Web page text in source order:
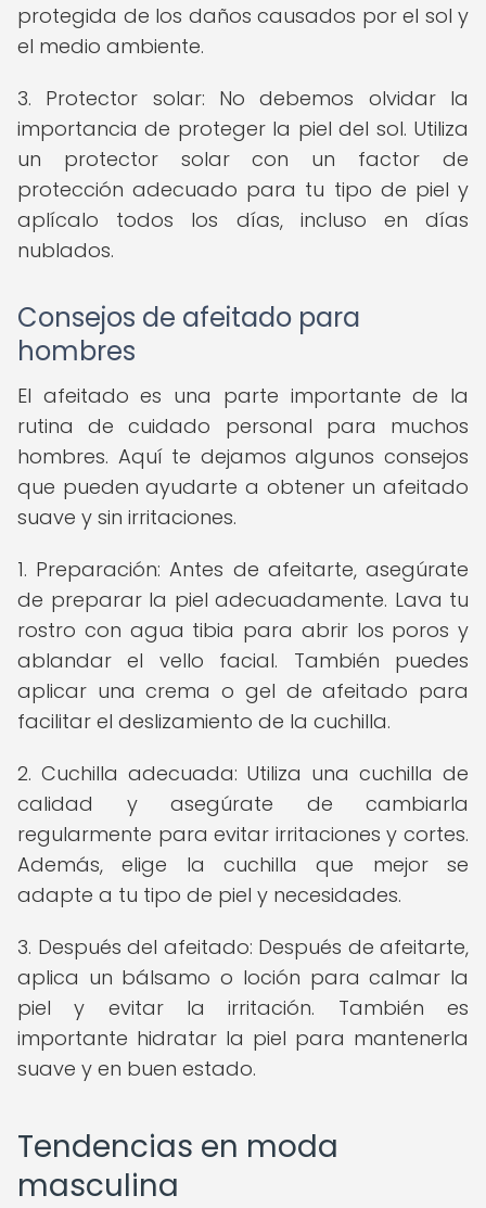
protegida de los daños causados por el sol y
el medio ambiente.
3. Protector solar: No debemos olvidar la
importancia de proteger la piel del sol. Utiliza
un protector solar con un factor de
protección adecuado para tu tipo de piel y
aplícalo todos los días, incluso en días
nublados.
Consejos de afeitado para
hombres
El afeitado es una parte importante de la
rutina de cuidado personal para muchos
hombres. Aquí te dejamos algunos consejos
que pueden ayudarte a obtener un afeitado
suave y sin irritaciones.
1. Preparación: Antes de afeitarte, asegúrate
de preparar la piel adecuadamente. Lava tu
rostro con agua tibia para abrir los poros y
ablandar el vello facial. También puedes
aplicar una crema o gel de afeitado para
facilitar el deslizamiento de la cuchilla.
2. Cuchilla adecuada: Utiliza una cuchilla de
calidad y asegúrate de cambiarla
regularmente para evitar irritaciones y cortes.
Además, elige la cuchilla que mejor se
adapte a tu tipo de piel y necesidades.
3. Después del afeitado: Después de afeitarte,
aplica un bálsamo o loción para calmar la
piel y evitar la irritación. También es
importante hidratar la piel para mantenerla
suave y en buen estado.
Tendencias en moda
masculina